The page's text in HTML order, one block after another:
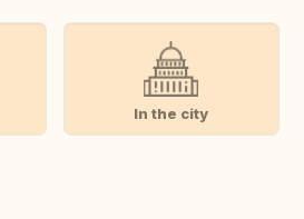
In the city